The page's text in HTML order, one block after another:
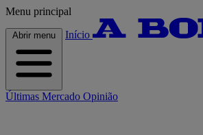
Menu principal
Abrir menu Início
Últimas Mercado Opinião